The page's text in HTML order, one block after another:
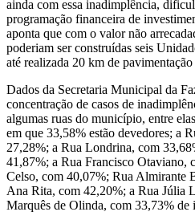
ainda com essa inadimplência,
programação financeira de
aponta que com o valor não
poderiam ser construídas seis
até realizada 20 km de
Dados da Secretaria Municipal da
concentração de casos de
algumas ruas do município, entre
em que 33,58% estão devedores; a
27,28%; a Rua Londrina, com
41,87%; a Rua Francisco Otaviano,
Celso, com 40,07%; Rua Almirante
Ana Rita, com 42,20%; a Rua Júlia
Marquês de Olinda, com 33,73% de